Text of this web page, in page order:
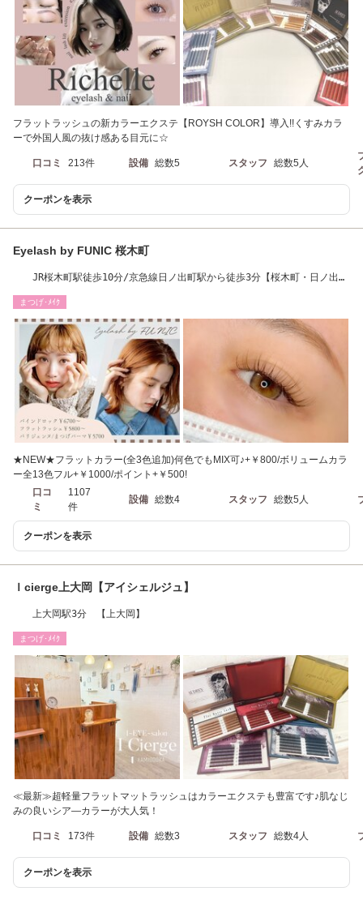
フラットラッシュの新カラーエクステ【ROYSH COLOR】導入!!くすみカラ
ーで外国人風の抜け感ある目元に☆
口コミ 213件 設備 総数5 スタッフ 総数5人
クーポンを表示
Eyelash by FUNIC 桜木町
JR桜木町駅徒歩10分/京急線日ノ出町駅から徒歩3分【桜木町・日ノ出
まつげ･ﾒｲｸ
★NEW★フラットカラー(全3色追加)何色でもMIX可♪+￥800/ボリュームカラ
ー全13色フル+￥1000/ポイント+￥500!
口コ
ミ
1107
件
設備 総数4 スタッフ 総数5人
クーポンを表示
Ｉcierge上大岡【アイシェルジュ】
上大岡駅3分 【上大岡】
まつげ･ﾒｲｸ
≪最新≫超軽量フラットマットラッシュはカラーエクステも豊富です♪肌なじ
みの良いシア―カラーが大人気！
口コミ 173件 設備 総数3 スタッフ 総数4人
クーポンを表示